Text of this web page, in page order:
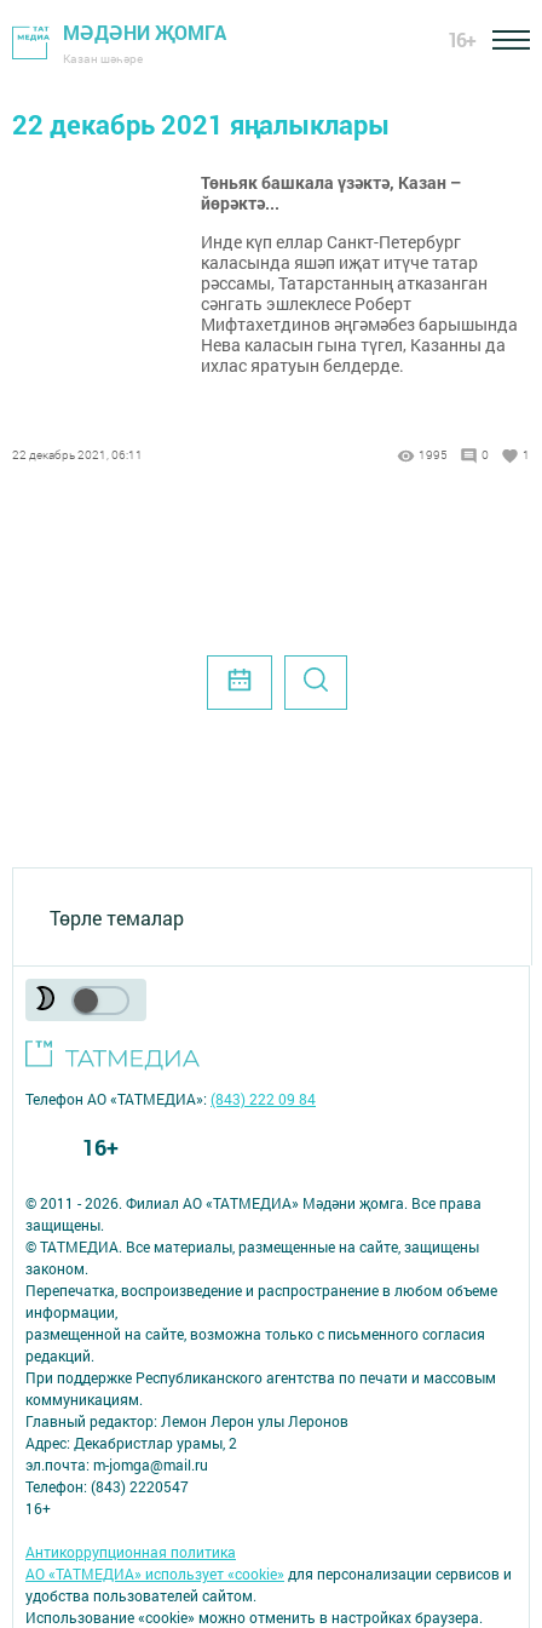
МӘДӘНИ ҖОМГА
Казан шәһәре
16+
22 декабрь 2021 яңалыклары
Төньяк башкала үзәктә, Казан –
йөрәктә...
Инде күп еллар Санкт-Петербург
каласында яшәп иҗат итүче татар
рәссамы, Татарстанның атказанган
сәнгать эшлеклесе Роберт
Мифтахетдинов әңгәмәбез барышында
Нева каласын гына түгел, Казанны да
ихлас яратуын белдерде.
22 декабрь 2021, 06:11 1995 0 1
Төрле темалар
© 2011 - 2026. Филиал АО «ТАТМЕДИА» Мәдәни җомга. Все права
защищены.
© ТАТМЕДИА. Все материалы, размещенные на сайте, защищены
законом.
Перепечатка, воспроизведение и распространение в любом объеме
информации,
размещенной на сайте, возможна только с письменного согласия
редакций.
При поддержке Республиканского агентства по печати и массовым
коммуникациям.
Главный редактор: Лемон Лерон улы Леронов
Адрес: Декабристлар урамы, 2
эл.почта: m-jomga@mail.ru
Телефон: (843) 2220547
16+
Антикоррупционная политика
АО «ТАТМЕДИА» использует «cookie»для персонализации сервисов и
удобства пользователей сайтом.
Использование «cookie» можно отменить в настройках браузера.
Телефон АО «ТАТМЕДИА»:(843) 222 09 84
16+